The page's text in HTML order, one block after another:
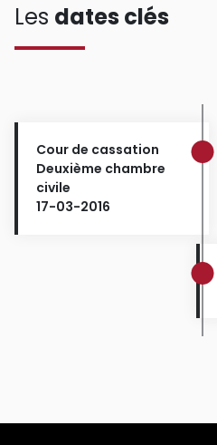
Les dates clés
Cour de cassation
Deuxième chambre
civile
17-03-2016